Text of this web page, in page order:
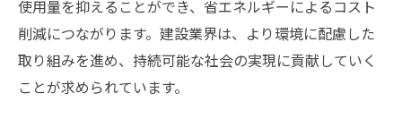
使用量を抑えることができ、省エネルギーによるコスト
削減につながります。建設業界は、より環境に配慮した
取り組みを進め、持続可能な社会の実現に貢献していく
ことが求められています。